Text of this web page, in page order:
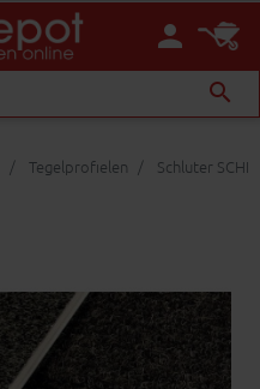
person
search
Tegelprofielen Schluter